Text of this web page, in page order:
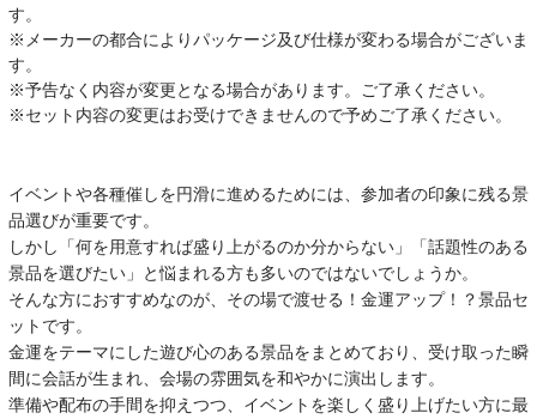
す。
※メーカーの都合によりパッケージ及び仕様が変わる場合がございま
す。
※予告なく内容が変更となる場合があります。ご了承ください。
※セット内容の変更はお受けできませんので予めご了承ください。
イベントや各種催しを円滑に進めるためには、参加者の印象に残る景
品選びが重要です。
しかし「何を用意すれば盛り上がるのか分からない」「話題性のある
景品を選びたい」と悩まれる方も多いのではないでしょうか。
そんな方におすすめなのが、その場で渡せる！金運アップ！？景品セ
ットです。
金運をテーマにした遊び心のある景品をまとめており、受け取った瞬
間に会話が生まれ、会場の雰囲気を和やかに演出します。
準備や配布の手間を抑えつつ、イベントを楽しく盛り上げたい方に最